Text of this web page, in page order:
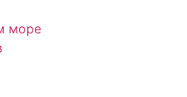
море